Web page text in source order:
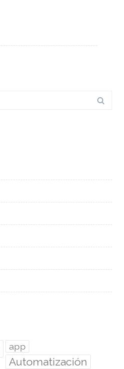
app
Automatización